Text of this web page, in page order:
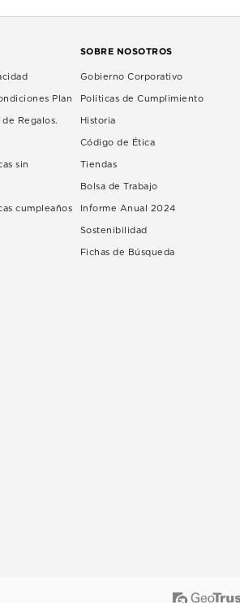
Plan
Regalos.
sin
cumpleaños
SOBRE NOSOTROS
Gobierno Corporativo
Políticas de Cumplimiento
Historia
Código de Ética
Tiendas
Bolsa de Trabajo
Informe Anual 2024
Sostenibilidad
Fichas de Búsqueda